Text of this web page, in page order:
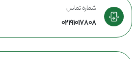
شماره تماس
02191017808